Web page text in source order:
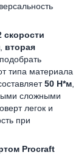
скорости
вторая
типа материала
50 Н*м
сложными
легок и
при
Procraft